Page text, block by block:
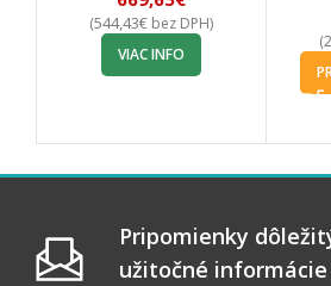
(544,43€ bez DPH)
VIAC INFO
(
Pripomienky
užitočné